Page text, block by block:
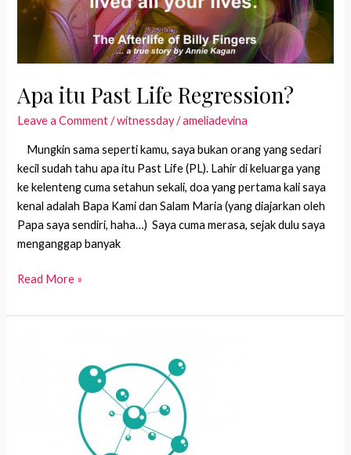
Apa itu Past Life Regression?
Leave a Comment /witnessday/ameliadevina
Mungkin sama seperti kamu, saya bukan orang yang sedari
kecil sudah tahu apa itu Past Life (PL). Lahir di keluarga yang
ke kelenteng cuma setahun sekali, doa yang pertama kali saya
kenal adalah Bapa Kami dan Salam Maria (yang diajarkan oleh
Papa saya sendiri, haha…) Saya cuma merasa, sejak dulu saya
menganggap banyak
Apa
Past
Read More »